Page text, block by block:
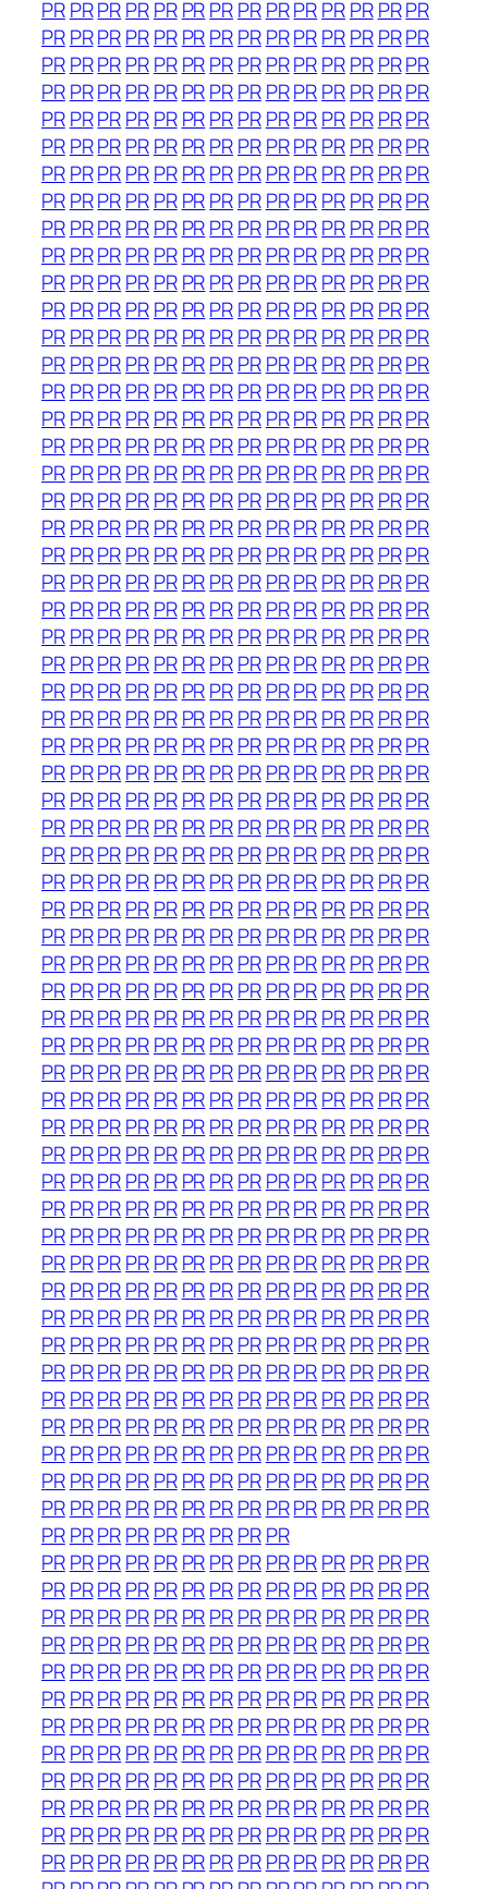
PRPRPRPRPR PRPRPRPRPRPRPR PRPR
PRPRPRPRPR PRPRPRPRPRPRPR PRPR
PRPRPRPRPR PRPRPRPRPRPRPR PRPR
PRPRPRPRPR PRPRPRPRPRPRPR PRPR
PRPRPRPRPR PRPRPRPRPRPRPR PRPR
PRPRPRPRPR PRPRPRPRPRPRPR PRPR
PRPRPRPRPR PRPRPRPRPRPRPR PRPR
PRPRPRPRPR PRPRPRPRPRPRPR PRPR
PRPRPRPRPR PRPRPRPRPRPRPR PRPR
PRPRPRPRPR PRPRPRPRPRPRPR PRPR
PRPRPRPRPR PRPRPRPRPRPRPR PRPR
PRPRPRPRPR PRPRPRPRPRPRPR PRPR
PRPRPRPRPR PRPRPRPRPRPRPR PRPR
PRPRPRPRPR PRPRPRPRPRPRPR PRPR
PRPRPRPRPR PRPRPRPRPRPRPR PRPR
PRPRPRPRPR PRPRPRPRPRPRPR PRPR
PRPRPRPRPR PRPRPRPRPRPRPR PRPR
PRPRPRPRPR PRPRPRPRPRPRPR PRPR
PRPRPRPRPR PRPRPRPRPRPRPR PRPR
PRPRPRPRPR PRPRPRPRPRPRPR PRPR
PRPRPRPRPR PRPRPRPRPRPRPR PRPR
PRPRPRPRPR PRPRPRPRPRPRPR PRPR
PRPRPRPRPR PRPRPRPRPRPRPR PRPR
PRPRPRPRPR PRPRPRPRPRPRPR PRPR
PRPRPRPRPR PRPRPRPRPRPRPR PRPR
PRPRPRPRPR PRPRPRPRPRPRPR PRPR
PRPRPRPRPR PRPRPRPRPRPRPR PRPR
PRPRPRPRPR PRPRPRPRPRPRPR PRPR
PRPRPRPRPR PRPRPRPRPRPRPR PRPR
PRPRPRPRPR PRPRPRPRPRPRPR PRPR
PRPRPRPRPR PRPRPRPRPRPRPR PRPR
PRPRPRPRPR PRPRPRPRPRPRPR PRPR
PRPRPRPRPR PRPRPRPRPRPRPR PRPR
PRPRPRPRPR PRPRPRPRPRPRPR PRPR
PRPRPRPRPR PRPRPRPRPRPRPR PRPR
PRPRPRPRPR PRPRPRPRPRPRPR PRPR
PRPRPRPRPR PRPRPRPRPRPRPR PRPR
PRPRPRPRPR PRPRPRPRPRPRPR PRPR
PRPRPRPRPR PRPRPRPRPRPRPR PRPR
PRPRPRPRPR PRPRPRPRPRPRPR PRPR
PRPRPRPRPR PRPRPRPRPRPRPR PRPR
PRPRPRPRPR PRPRPRPRPRPRPR PRPR
PRPRPRPRPR PRPRPRPRPRPRPR PRPR
PRPRPRPRPR PRPRPRPRPRPRPR PRPR
PRPRPRPRPR PRPRPRPRPRPRPR PRPR
PRPRPRPRPR PRPRPRPRPRPRPR PRPR
PRPRPRPRPR PRPRPRPRPRPRPR PRPR
PRPRPRPRPR PRPRPRPRPRPRPR PRPR
PRPRPRPRPR PRPRPRPRPRPRPR PRPR
PRPRPRPRPR PRPRPRPRPRPRPR PRPR
PRPRPRPRPR PRPRPRPRPRPRPR PRPR
PRPRPRPRPR PRPRPRPRPRPRPR PRPR
PRPRPRPRPR PRPRPRPRPRPRPR PRPR
PRPRPRPRPR PRPRPRPRPRPRPR PRPR
PRPRPRPRPR PRPRPRPRPRPRPR PRPR
PRPRPRPRPR PRPRPRPRPRPRPR PRPR
PRPRPRPRPR PRPRPRPR
PRPRPRPRPR PRPRPRPRPRPRPR PRPR
PRPRPRPRPR PRPRPRPRPRPRPR PRPR
PRPRPRPRPR PRPRPRPRPRPRPR PRPR
PRPRPRPRPR PRPRPRPRPRPRPR PRPR
PRPRPRPRPR PRPRPRPRPRPRPR PRPR
PRPRPRPRPR PRPRPRPRPRPRPR PRPR
PRPRPRPRPR PRPRPRPRPRPRPR PRPR
PRPRPRPRPR PRPRPRPRPRPRPR PRPR
PRPRPRPRPR PRPRPRPRPRPRPR PRPR
PRPRPRPRPR PRPRPRPRPRPRPR PRPR
PRPRPRPRPR PRPRPRPRPRPRPR PRPR
PRPRPRPRPR PRPRPRPRPRPRPR PRPR